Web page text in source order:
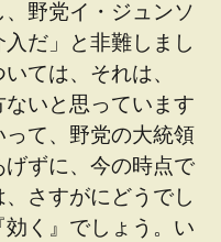
野党イ・ジュンソ
だ」と非難しまし
ては、それは、
いと思っています
って、野党の大統領
ずに、今の時点で
、さすがにどうでし
く』でしょう。い